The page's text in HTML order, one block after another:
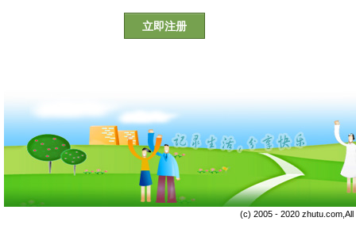
立即注册
(c) 2005 - 2020